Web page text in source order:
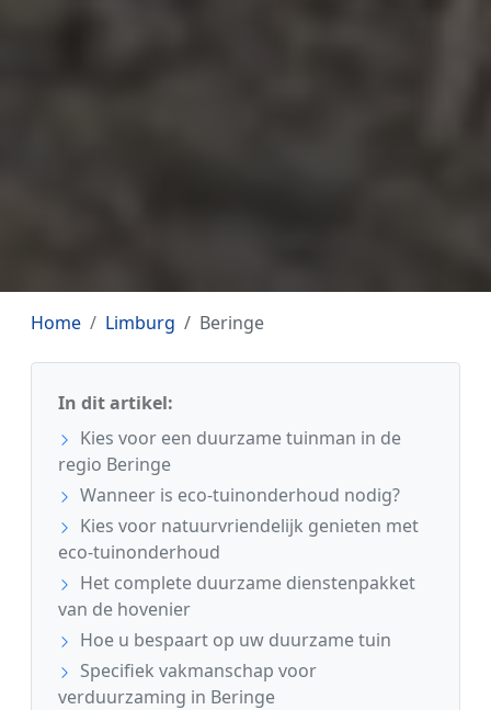
Home Limburg Beringe
In dit artikel:
Kies voor een duurzame tuinman in de
regio Beringe
Wanneer is eco-tuinonderhoud nodig?
Kies voor natuurvriendelijk genieten met
eco-tuinonderhoud
Het complete duurzame dienstenpakket
van de hovenier
Hoe u bespaart op uw duurzame tuin
Specifiek vakmanschap voor
verduurzaming in Beringe